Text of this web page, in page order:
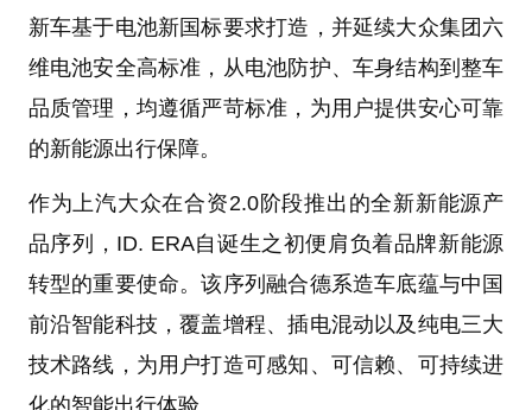
新车基于电池新国标要求打造，并延续大众集团六
维电池安全高标准，从电池防护、车身结构到整车
品质管理，均遵循严苛标准，为用户提供安心可靠
的新能源出行保障。
作为上汽大众在合资2.0阶段推出的全新新能源产
品序列，ID. ERA自诞生之初便肩负着品牌新能源
转型的重要使命。该序列融合德系造车底蕴与中国
前沿智能科技，覆盖增程、插电混动以及纯电三大
技术路线，为用户打造可感知、可信赖、可持续进
化的智能出行体验。